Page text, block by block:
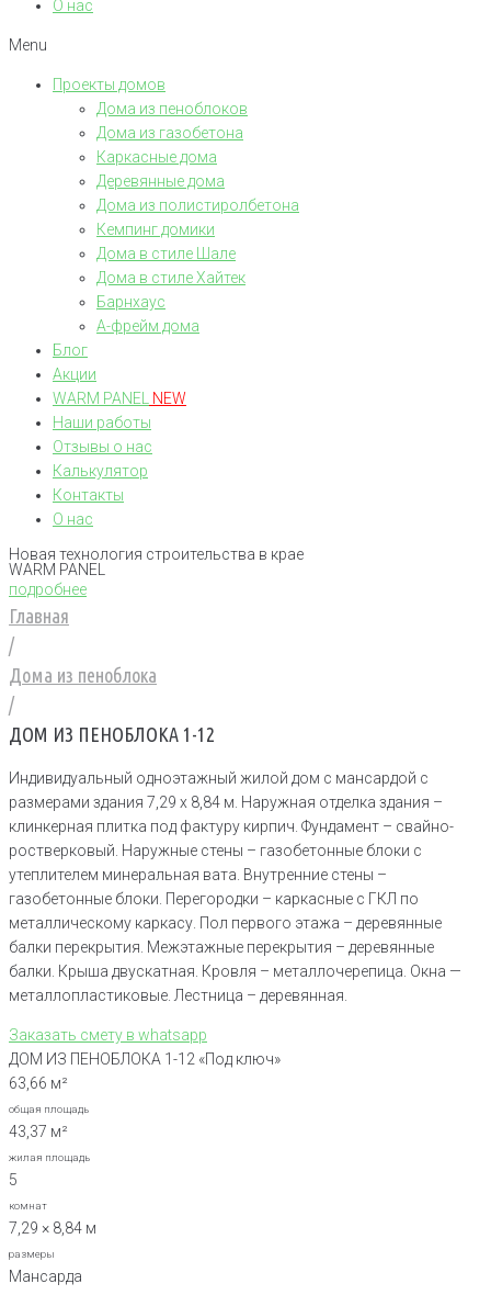
О нас
Menu
Проекты домов
Дома из пеноблоков
Дома из газобетона
Каркасные дома
Деревянные дома
Дома из полистиролбетона
Кемпинг домики
Дома в стиле Шале
Дома в стиле Хайтек
Барнхаус
А-фрейм дома
Блог
Акции
WARM PANEL
NEW
Наши работы
Отзывы о нас
Калькулятор
Контакты
О нас
Новая технология строительства в крае
WARM PANEL
подробнее
Главная
/
Дома из пеноблока
/
ДОМ ИЗ ПЕНОБЛОКА 1-12
Индивидуальный одноэтажный жилой дом с мансардой с
размерами здания 7,29 х 8,84 м. Наружная отделка здания –
клинкерная плитка под фактуру кирпич. Фундамент – свайно-
ростверковый. Наружные стены – газобетонные блоки с
утеплителем минеральная вата. Внутренние стены –
газобетонные блоки. Перегородки – каркасные с ГКЛ по
металлическому каркасу. Пол первого этажа – деревянные
балки перекрытия. Межэтажные перекрытия – деревянные
балки. Крыша двускатная. Кровля – металлочерепица. Окна —
металлопластиковые. Лестница – деревянная.
Заказать смету в whatsapp
ДОМ ИЗ ПЕНОБЛОКА 1-12 «Под ключ»
63,66 м²
общая площадь
43,37 м²
жилая площадь
5
комнат
7,29 × 8,84 м
размеры
Мансарда